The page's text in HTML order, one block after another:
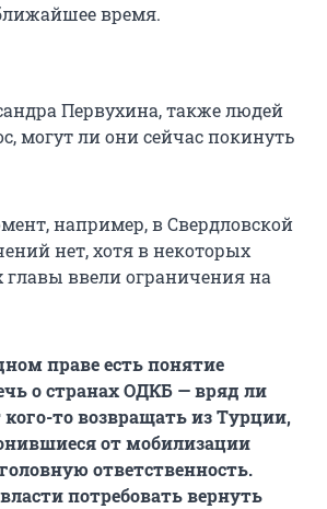
время.
Первухина, также людей
могут ли они сейчас покинуть
например, в Свердловской
нет, хотя в некоторых
главы ввели ограничения на
праве есть понятие
о странах ОДКБ — вряд ли
то возвращать из Турции,
от мобилизации
ответственность.
потребовать вернуть